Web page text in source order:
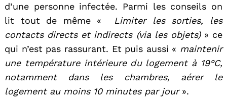
d’une personne infectée. Parmi les conseils on
lit tout de même « Limiter les sorties, les
contacts directs et indirects (via les objets)» ce
qui n’est pas rassurant. Et puis aussi « maintenir
une température intérieure du logement à 19°C,
notamment dans les chambres, aérer le
logement au moins 10 minutes par jour».